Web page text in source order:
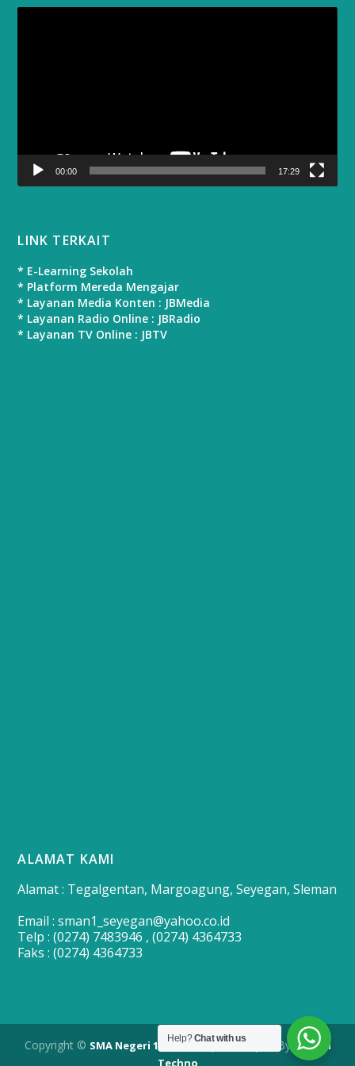
00:00 17:29
LINK TERKAIT
* E-Learning Sekolah
* Platform Mereda Mengajar
* Layanan Media Konten : JBMedia
* Layanan Radio Online : JBRadio
* Layanan TV Online : JBTV
ALAMAT KAMI
Alamat : Tegalgentan, Margoagung, Seyegan, Sleman
Email : sman1_seyegan@yahoo.co.id
Telp : (0274) 7483946 , (0274) 4364733
Faks : (0274) 4364733
Copyright © SMA Negeri 1 Seyegan| Developed By Merapi
Help?Chat with us